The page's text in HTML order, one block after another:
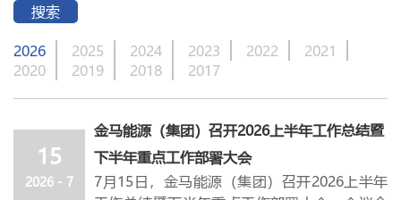
搜索
2026 2025 2024 2023 2022
2021
2020
2019 2018 2017
15
2026 - 7
金马能源（集团）召开2026上半年工作总结暨
下半年重点工作部署大会
7月15日， 金马能源（集团） 召开2026上半年